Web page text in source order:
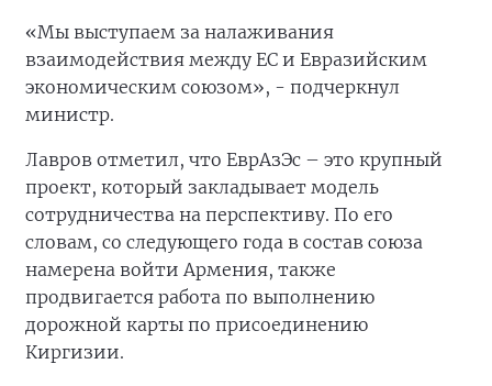
«Мы выступаем за налаживания
взаимодействия между ЕС и Евразийским
экономическим союзом», - подчеркнул
министр.
Лавров отметил, что ЕврАзЭс – это крупный
проект, который закладывает модель
сотрудничества на перспективу. По его
словам, со следующего года в состав союза
намерена войти Армения, также
продвигается работа по выполнению
дорожной карты по присоединению
Киргизии.